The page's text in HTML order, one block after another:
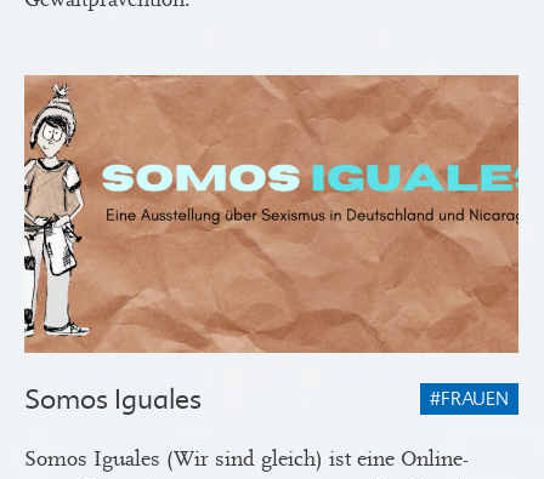
#FRAUEN
Somos Iguales
Somos Iguales (Wir sind gleich) ist eine Online-